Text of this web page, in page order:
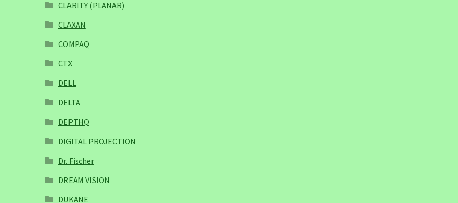
CLARITY (PLANAR)
CLAXAN
COMPAQ
CTX
DELL
DELTA
DEPTHQ
DIGITAL PROJECTION
Dr. Fischer
DREAM VISION
DUKANE